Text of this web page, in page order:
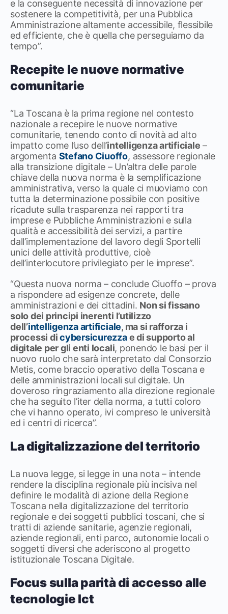
e la conseguente necessità di innovazione per
sostenere la competitività, per una Pubblica
Amministrazione altamente accessibile, flessibile
ed efficiente, che è quella che perseguiamo da
tempo”.
Recepite le nuove normative
comunitarie
“La Toscana è la prima regione nel contesto
nazionale a recepire le nuove normative
comunitarie, tenendo conto di novità ad alto
impatto come l’uso dell’intelligenza artificiale –
argomenta Stefano Ciuoffo, assessore regionale
alla transizione digitale – Un’altra delle parole
chiave della nuova norma è la semplificazione
amministrativa, verso la quale ci muoviamo con
tutta la determinazione possibile con positive
ricadute sulla trasparenza nei rapporti tra
imprese e Pubbliche Amministrazioni e sulla
qualità e accessibilità dei servizi, a partire
dall’implementazione del lavoro degli Sportelli
unici delle attività produttive, cioè
dell’interlocutore privilegiato per le imprese”.
“Questa nuova norma – conclude Ciuoffo – prova
a rispondere ad esigenze concrete, delle
amministrazioni e dei cittadini. Non si fissano
solo dei principi inerenti l’utilizzo
dell’intelligenza artificiale, ma si rafforza i
processi dicybersicurezzae di supporto al
digitale per gli enti locali, ponendo le basi per il
nuovo ruolo che sarà interpretato dal Consorzio
Metis, come braccio operativo della Toscana e
delle amministrazioni locali sul digitale. Un
doveroso ringraziamento alla direzione regionale
che ha seguito l’iter della norma, a tutti coloro
che vi hanno operato, ivi compreso le università
ed i centri di ricerca”.
La digitalizzazione del territorio
La nuova legge, si legge in una nota – intende
rendere la disciplina regionale più incisiva nel
definire le modalità di azione della Regione
Toscana nella digitalizzazione del territorio
regionale e dei soggetti pubblici toscani, che si
tratti di aziende sanitarie, agenzie regionali,
aziende regionali, enti parco, autonomie locali o
soggetti diversi che aderiscono al progetto
istituzionale Toscana Digitale.
Focus sulla parità di accesso alle
tecnologie Ict